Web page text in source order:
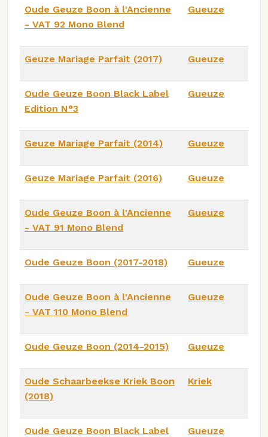
Oude Geuze Boon à l'Ancienne
- VAT 92 Mono Blend
Gueuze
Geuze Mariage Parfait (2017) Gueuze
Oude Geuze Boon Black Label
Edition N°3
Gueuze
Geuze Mariage Parfait (2014) Gueuze
Geuze Mariage Parfait (2016) Gueuze
Oude Geuze Boon à l'Ancienne
- VAT 91 Mono Blend
Gueuze
Oude Geuze Boon (2017-2018) Gueuze
Oude Geuze Boon à l'Ancienne
- VAT 110 Mono Blend
Gueuze
Oude Geuze Boon (2014-2015) Gueuze
Oude Schaarbeekse Kriek Boon
(2018)
Kriek
Oude Geuze Boon Black Label
Gueuze